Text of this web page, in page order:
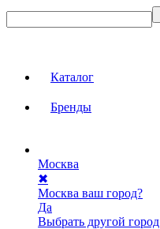
Каталог
Бренды
Москва
✖
Москва ваш город?
Да
Выбрать другой город